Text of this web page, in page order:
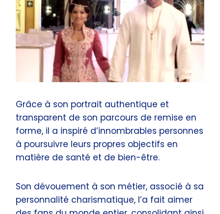
Grâce à son portrait authentique et
transparent de son parcours de remise en
forme, il a inspiré d’innombrables personnes
à poursuivre leurs propres objectifs en
matière de santé et de bien-être.
Son dévouement à son métier, associé à sa
personnalité charismatique, l’a fait aimer